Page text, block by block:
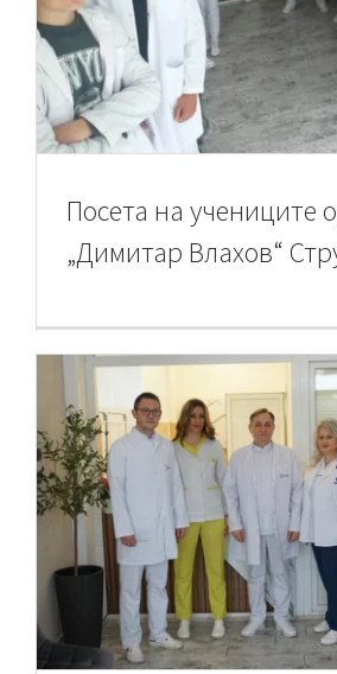
Посета на учениците
„Димитар Влахов“